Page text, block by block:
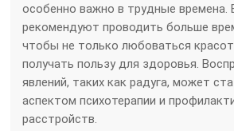
особенно важно в трудные времена.
рекомендуют проводить больше
чтобы не только любоваться
получать пользу для здоровья.
явлений, таких как радуга, может
аспектом психотерапии и
расстройств.